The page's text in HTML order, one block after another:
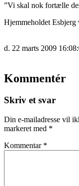
”Vi skal nok fortælle
Hjemmeholdet Esbjerg
d. 22 marts 2009
Kommentér
Skriv et svar
Din e-mailadresse vil
markeret med *
Kommentar *